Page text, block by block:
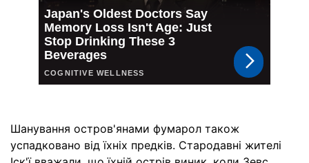
Шанування остров'янами фумарол також
успадковано від їхніх предків. Стародавні жителі